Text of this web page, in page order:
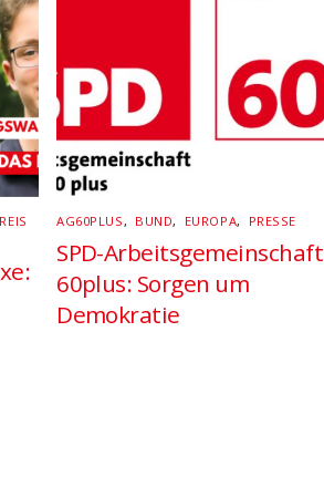
AG60PLUS, BUND, EUROPA, PRESSE
SPD-Arbeitsgemeinschaft
60plus: Sorgen um
Demokratie